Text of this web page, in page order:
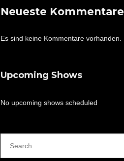
Neueste Kommentare
Es sind keine Kommentare vorhanden.
Upcoming Shows
No upcoming shows scheduled